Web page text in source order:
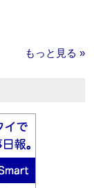
もっと見る »